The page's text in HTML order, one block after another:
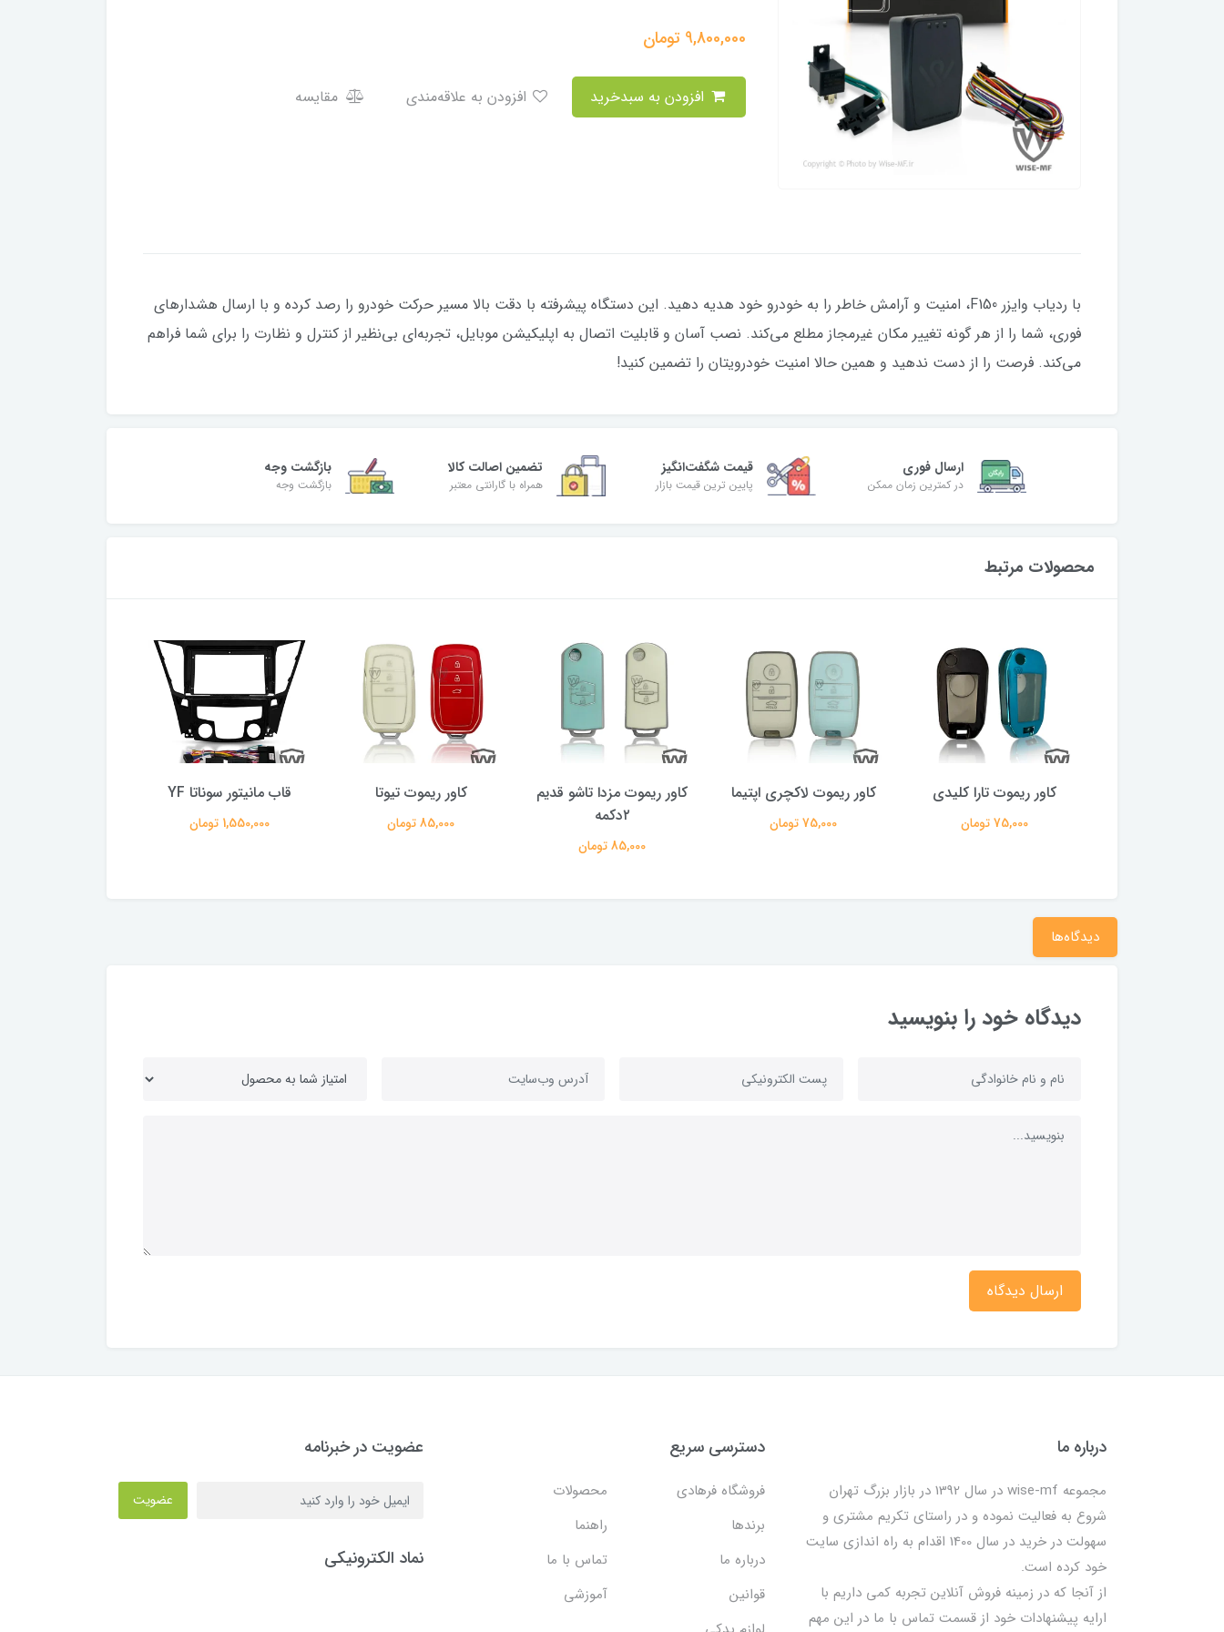
9,800,000 تومان
مقایسه
با ردیاب وایزر F150، امنیت و آرامش خاطر را به خودرو خود هدیه دهید. این دستگاه پیشرفته با دقت بالا مسیر حرکت خودرو را رصد کرده و با ارسال هشدارهای
فوری، شما را از هر گونه تغییر مکان غیرمجاز مطلع می‌کند. نصب آسان و قابلیت اتصال به اپلیکیشن موبایل، تجربه‌ای بی‌نظیر از کنترل و نظارت را برای شما فراهم
می‌کند. فرصت را از دست ندهید و همین حالا امنیت خودرویتان را تضمین کنید!
ارسال فوری
در کمترین زمان ممکن
قیمت شگفت‌انگیز
پایین ترین قیمت بازار
تضمین اصالت کالا
همراه با گارانتی معتبر
بازگشت وجه
بازگشت وجه
محصولات مرتبط
کاور ریموت تارا کلیدی
75,000 تومان
کاور ریموت لاکچری اپتیما
75,000 تومان
کاور ریموت مزدا تاشو قدیم
۲دکمه
85,000 تومان
کاور ریموت تیوتا
85,000 تومان
قاب مانیتور سوناتا YF
1,550,000 تومان
دیدگاه‌ها
دیدگاه خود را بنویسید
ارسال دیدگاه
درباره ما
مجموعه wise-mf در سال 1392 در بازار بزرگ تهران
شروع به فعالیت نموده و در راستای تکریم مشتری و
سهولت در خرید در سال 1400 اقدام به راه اندازی سایت
خود کرده است.
از آنجا که در زمینه فروش آنلاین تجربه کمی داریم با
ارایه پیشنهادات خود از قسمت تماس با ما در این مهم
دسترسی سریع
فروشگاه فرهادی
محصولات
برندها
راهنما
درباره ما
تماس با ما
قوانین
آموزشی
عضویت در خبرنامه
عضویت
نماد الکترونیکی